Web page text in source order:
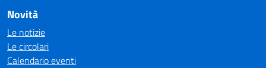
Novità
Le notizie
Le circolari
Calendario eventi